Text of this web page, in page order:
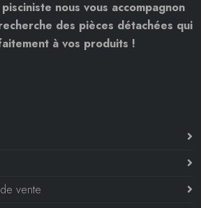
nous vous accompagnon
des pièces détachées qui
à vos produits !
vente